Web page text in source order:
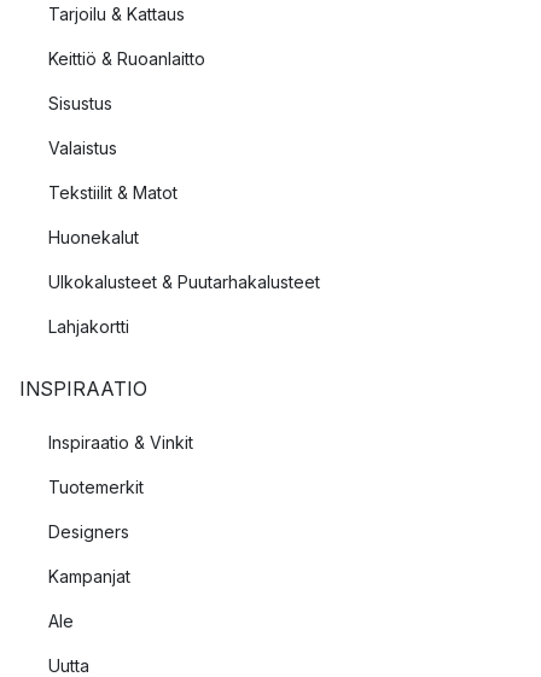
Tarjoilu & Kattaus
Keittiö & Ruoanlaitto
Sisustus
Valaistus
Tekstiilit & Matot
Huonekalut
Ulkokalusteet & Puutarhakalusteet
Lahjakortti
INSPIRAATIO
Inspiraatio & Vinkit
Tuotemerkit
Designers
Kampanjat
Ale
Uutta